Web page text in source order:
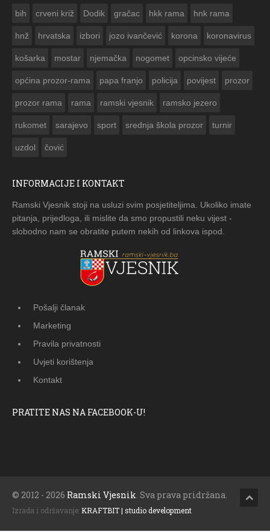
bih crveni križ Dodik gračac hkk rama hnk rama
hnž hrvatska izbori jozo ivančević korona koronavirus
košarka mostar njemačka nogomet opcinsko vijeće
općina prozor-rama papa franjo policija povijest prozor
prozor rama rama ramski vjesnik ramsko jezero
rukomet sarajevo sport srednja škola prozor turnir
uzdol čović
INFORMACIJE I KONTAKT
Ramski Vjesnik stoji na usluzi svim posjetiteljima. Ukoliko imate
pitanja, prijedloga, ili mislite da smo propustili neku vijest -
slobodno nam se obratite putem nekih od linkova ispod.
Pošalji članak
Marketing
Pravila privatnosti
Uvjeti korištenja
Kontakt
PRATITE NAS NA FACEBOOK-U!
© 2012 - 2026 Ramski Vjesnik . Sva prava pridržana.
Izrada i održavanje: KRAFTBIT | studio development